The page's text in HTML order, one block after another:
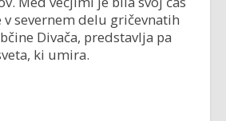
v severnem delu gričevnatih
Divača, predstavlja pa
ki umira.